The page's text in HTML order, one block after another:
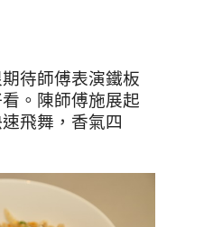
待師傅表演鐵板
。陳師傅施展起
飛舞，香氣四